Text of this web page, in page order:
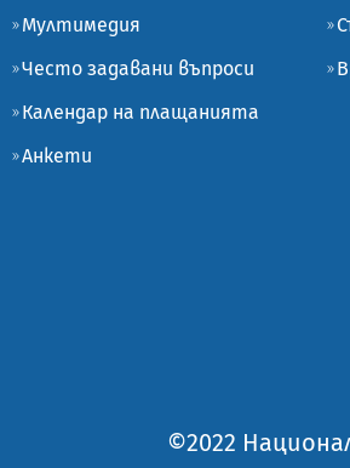
Мултимедия
Често задавани въпроси
Календар на плащанията
Анкети
©2022